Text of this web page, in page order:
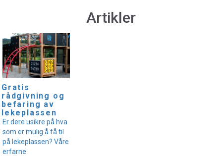
Artikler
Gratis
rådgivning og
befaring av
lekeplassen
Er dere usikre på hva
som er mulig å få til
på lekeplassen? Våre
erfarne